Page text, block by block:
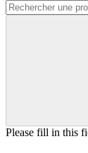
Please fill in this